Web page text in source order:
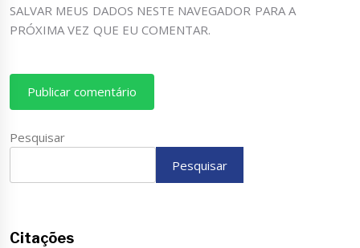
SALVAR MEUS DADOS NESTE NAVEGADOR PARA A
PRÓXIMA VEZ QUE EU COMENTAR.
Pesquisar
Pesquisar
Citações